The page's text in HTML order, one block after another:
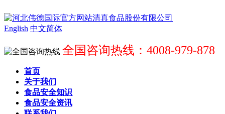
English 中文简体
全国咨询热线：4008-979-878
首页
关于我们
食品安全知识
食品安全资讯